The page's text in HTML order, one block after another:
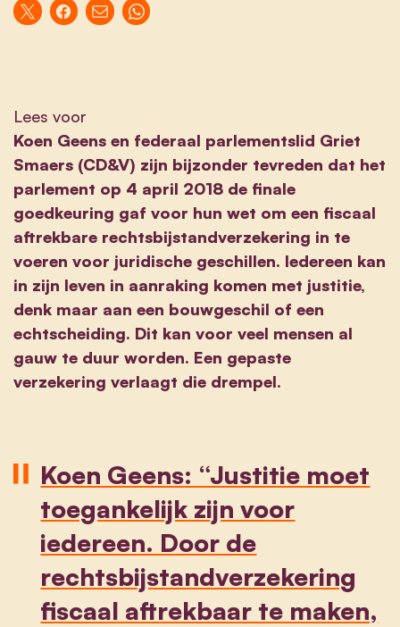
Lees voor
Koen Geens en federaal parlementslid Griet
Smaers (CD&V) zijn bijzonder tevreden dat het
parlement op 4 april 2018 de finale
goedkeuring gaf voor hun wet om een fiscaal
aftrekbare rechtsbijstandverzekering in te
voeren voor juridische geschillen. Iedereen kan
in zijn leven in aanraking komen met justitie,
denk maar aan een bouwgeschil of een
echtscheiding. Dit kan voor veel mensen al
gauw te duur worden. Een gepaste
verzekering verlaagt die drempel.
Koen Geens: “Justitie moet
toegankelijk zijn voor
iedereen. Door de
rechtsbijstandverzekering
fiscaal aftrekbaar te maken,